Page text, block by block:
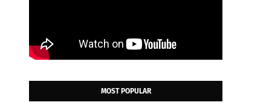
MOST POPULAR